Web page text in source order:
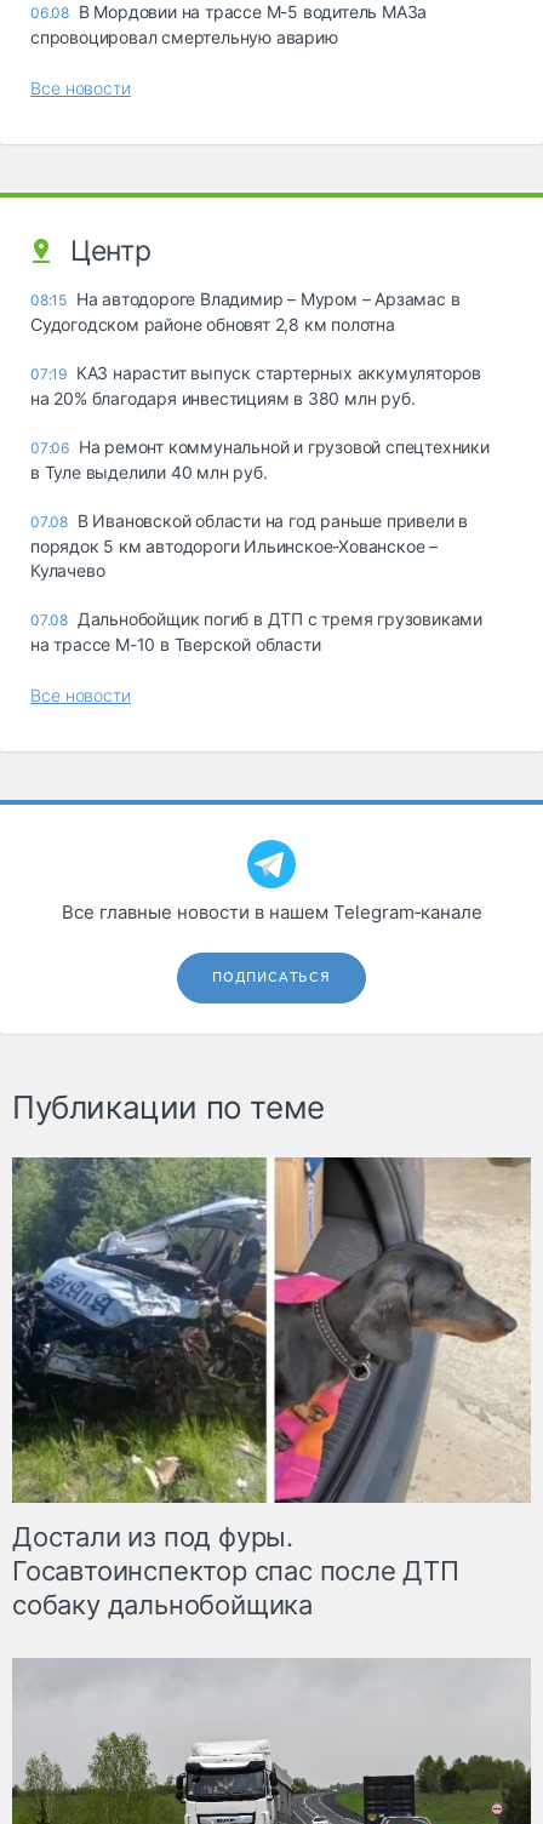
06.08 В Мордовии на трассе М-5 водитель МАЗа
спровоцировал смертельную аварию
Все новости
Центр
08:15 На автодороге Владимир – Муром – Арзамас в
Судогодском районе обновят 2,8 км полотна
07:19 КАЗ нарастит выпуск стартерных аккумуляторов
на 20% благодаря инвестициям в 380 млн руб.
07:06 На ремонт коммунальной и грузовой спецтехники
в Туле выделили 40 млн руб.
07.08 В Ивановской области на год раньше привели в
порядок 5 км автодороги Ильинское-Хованское –
Кулачево
07.08 Дальнобойщик погиб в ДТП с тремя грузовиками
на трассе М-10 в Тверской области
Все новости
Все главные новости в нашем Telegram‑канале
ПОДПИСАТЬСЯ
Публикации по теме
Достали из под фуры.
Госавтоинспектор спас после ДТП
собаку дальнобойщика